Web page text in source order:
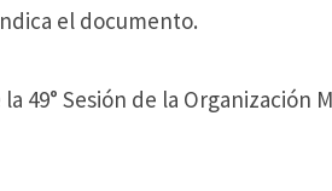
el documento.
49° Sesión de la Organización